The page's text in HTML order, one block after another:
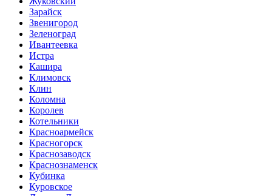
Зарайск
Звенигород
Зеленоград
Ивантеевка
Истра
Кашира
Климовск
Клин
Коломна
Королев
Котельники
Красноармейск
Красногорск
Краснозаводск
Краснознаменск
Кубинка
Куровское